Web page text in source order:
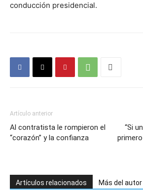
conducción presidencial.
Artículo anterior
Al contratista le rompieron el
“corazón” y la confianza
“Si
Artículos relacionados Más del autor